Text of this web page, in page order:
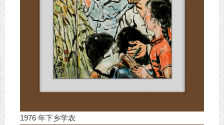
1976 年下乡学农